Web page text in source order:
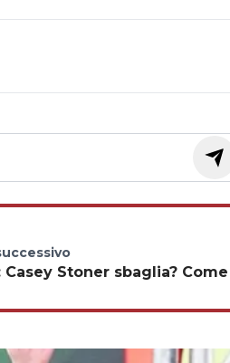
Casey Stoner sbaglia? Come